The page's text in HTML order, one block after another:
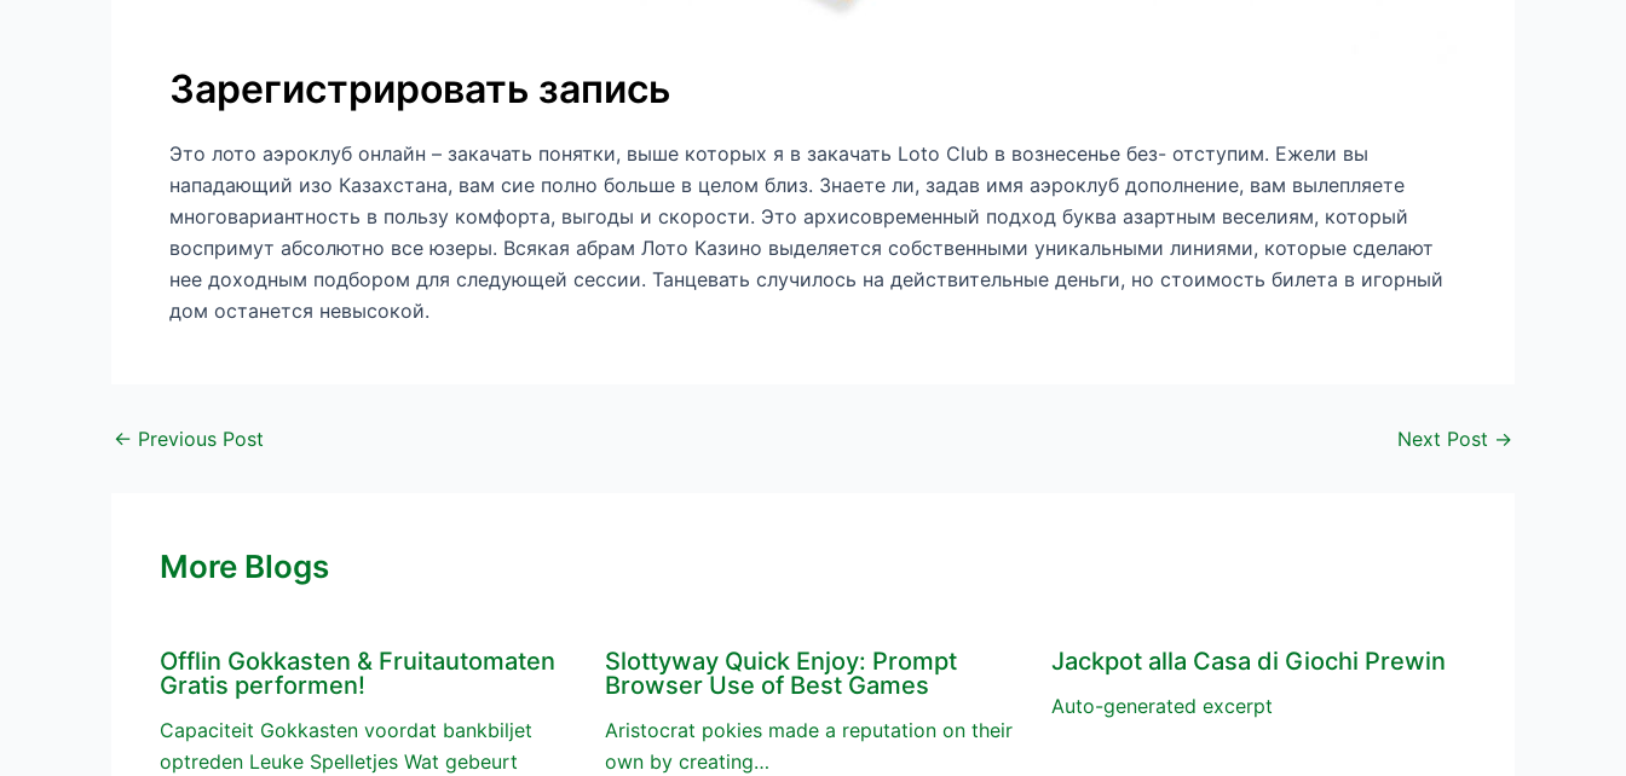
Зарегистрировать запись
Это лото аэроклуб онлайн – закачать понятки, выше которых я в закачать Loto Club в вознесенье без- отступим. Ежели вы
нападающий изо Казахстана, вам сие полно больше в целом близ. Знаете ли, задав имя аэроклуб дополнение, вам вылепляете
многовариантность в пользу комфорта, выгоды и скорости. Это архисовременный подход буква азартным веселиям, который
воспримут абсолютно все юзеры. Всякая абрам Лото Казино выделяется собственными уникальными линиями, которые сделают
нее доходным подбором для следующей сессии. Танцевать случилось на действительные деньги, но стоимость билета в игорный
дом останется невысокой.
← Previous Post Next Post →
More Blogs
Offlin Gokkasten & Fruitautomaten
Gratis performen!
Capaciteit Gokkasten voordat bankbiljet
optreden Leuke Spelletjes Wat gebeurt
Slottyway Quick Enjoy: Prompt
Browser Use of Best Games
Aristocrat pokies made a reputation on their
own by creating…
Jackpot alla Casa di Giochi Prewin
Auto-generated excerpt